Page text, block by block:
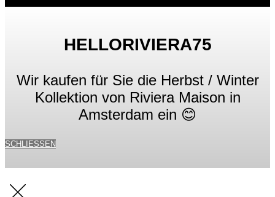
HELLORIVIERA75
Wir kaufen für Sie die Herbst / Winter
Kollektion von Riviera Maison in
Amsterdam ein 😊
SCHLIESSEN